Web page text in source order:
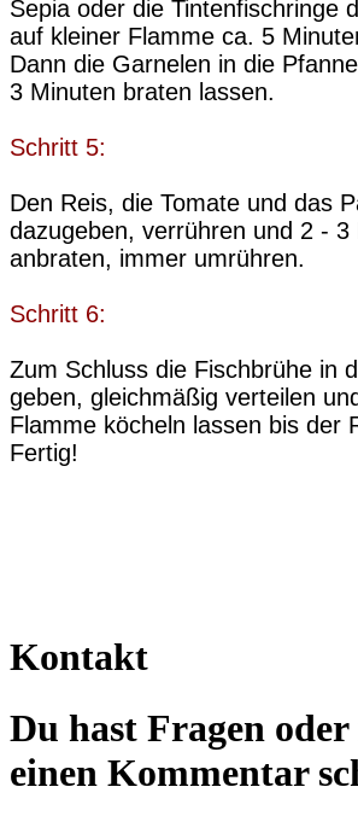
Sepia oder die Tintenfischringe
auf kleiner Flamme ca. 5
Dann die Garnelen in die
3 Minuten braten lassen.
Schritt 5:
Den Reis, die Tomate und das
dazugeben, verrühren und 2 - 3
anbraten, immer umrühren.
Schritt 6:
Zum Schluss die Fischbrühe in
geben, gleichmäßig verteilen
Flamme köcheln lassen bis der
Fertig!
Kontakt
Du hast Fragen
einen Kommentar